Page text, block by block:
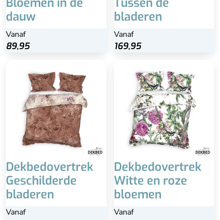
dauw
Vanaf
89,95
bladeren
Vanaf
169,95
Dekbedovertrek
Geschilderde
bladeren
Vanaf
Dekbedovertrek
Witte en roze
bloemen
Vanaf